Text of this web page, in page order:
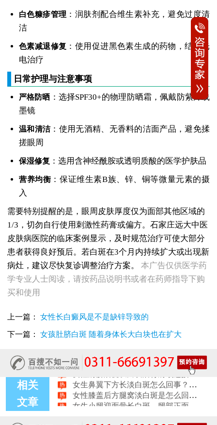
白色糠疹管理 ：润肤剂配合维生素补充，避免过度清
洁
色素减退修复 ：使用促进黑色素生成的药物，结合光
电治疗
日常护理与注意事项
严格防晒 ：选择SPF30+的物理防晒霜，佩戴防紫外线
墨镜
温和清洁：使用无酒精、无香料的洁面产品，避免揉
搓眼周
保湿修复 ：选用含神经酰胺或透明质酸的医学护肤品
营养均衡 ：保证维生素B族、锌、铜等微量元素的摄
入
需要特别提醒的是，眼周皮肤厚度仅为面部其他区域的
1/3，切勿自行使用刺激性药膏或偏方。石家庄远大中医
皮肤病医院的临床案例显示，及时规范治疗可使大部分
患者获得良好预后。若白斑在3个月内持续扩大或出现新
病灶，建议尽快复诊调整治疗方案。
本广告仅供医学药
学专业人士阅读，请按药品说明书或者在药师指导下购
买和使用
上一篇： 女性长白癜风是不是缺锌导致的
下一篇： 女孩肚脐白斑 随着身体长大白块也在扩大
相关
文章
女性后背腰窝长小白点凹陷处色素变淡，是白癜风早期症状吗
女性手指关节长小白块指关节发白会不会扩
女性尾椎骨白斑是白癜风吗后背浅色皮损判断
女性肩膀后侧长白块后背肩颈连接处发白怎么回事
女生鼻翼下方长淡白斑怎么回事？鼻下皮肤发白原因详解
女性膝盖后方腿窝淡白斑是怎么回事 隐蔽处白斑咨询
女生小腿迎面骨长白斑，腿部正面发白解答
女性脸颊边缘长淡色块边界模糊白斑是怎么回事